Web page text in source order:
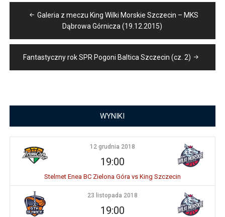
Nawigacja
Galeria z meczu King Wilki Morskie Szczecin – MKS
Dąbrowa Górnicza (19.12.2015)
Fantastyczny rok SPR Pogoni Baltica Szczecin (cz. 2)
WYNIKI
12 grudnia 2018
19:00
Stelmet Enea BC Zielona Góra vs King Szczecin
23 listopada 2018
19:00